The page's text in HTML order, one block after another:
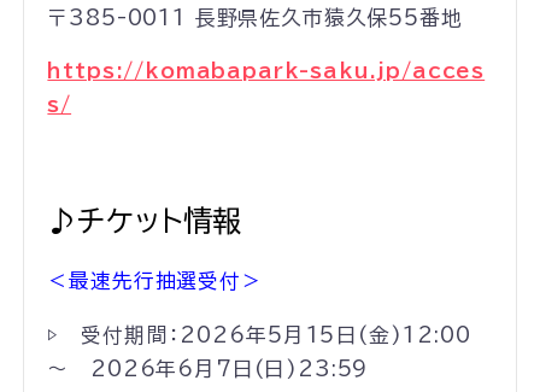
〒385-0011 長野県佐久市猿久保55番地
https://komabapark-saku.jp/acces
s/
♪チケット情報
＜最速先行抽選受付＞
▷ 受付期間：2026年5月15日(金)12:00
～ 2026年6月7日(日)23:59